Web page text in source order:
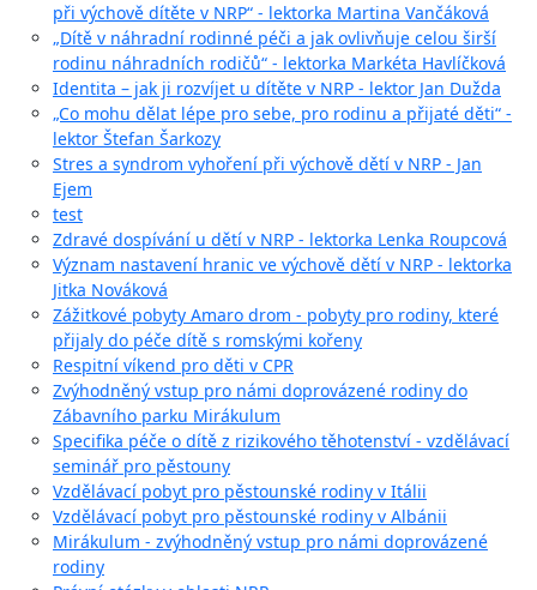
při výchově dítěte v NRP“ - lektorka Martina Vančáková
„Dítě v náhradní rodinné péči a jak ovlivňuje celou širší
rodinu náhradních rodičů“ - lektorka Markéta Havlíčková
Identita – jak ji rozvíjet u dítěte v NRP - lektor Jan Dužda
„Co mohu dělat lépe pro sebe, pro rodinu a přijaté děti“ -
lektor Štefan Šarkozy
Stres a syndrom vyhoření při výchově dětí v NRP - Jan
Ejem
test
Zdravé dospívání u dětí v NRP - lektorka Lenka Roupcová
Význam nastavení hranic ve výchově dětí v NRP - lektorka
Jitka Nováková
Zážitkové pobyty Amaro drom - pobyty pro rodiny, které
přijaly do péče dítě s romskými kořeny
Respitní víkend pro děti v CPR
Zvýhodněný vstup pro námi doprovázené rodiny do
Zábavního parku Mirákulum
Specifika péče o dítě z rizikového těhotenství - vzdělávací
seminář pro pěstouny
Vzdělávací pobyt pro pěstounské rodiny v Itálii
Vzdělávací pobyt pro pěstounské rodiny v Albánii
Mirákulum - zvýhodněný vstup pro námi doprovázené
rodiny